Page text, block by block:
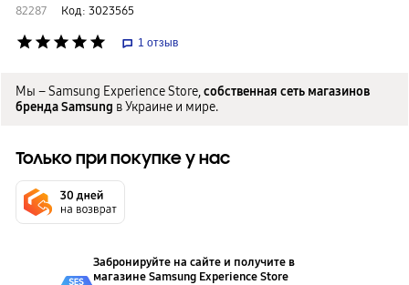
82287 Код: 3023565
star star star star star 1 отзыв
Мы – Samsung Experience Store,собственная сеть магазинов
бренда Samsung в Украине и мире.
Только при покупке у нас
Забронируйте на сайте и получите в
магазинеSamsung Experience Store